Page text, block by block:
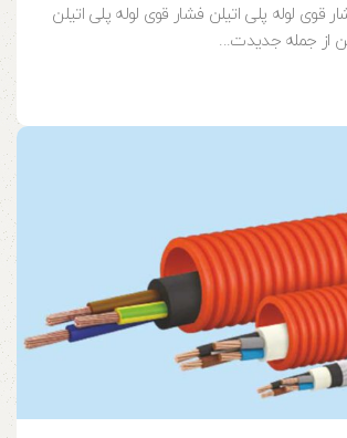
قوی لوله پلی اتیلن فشار قوی لوله پلی اتیلن
از جمله جدیدت...